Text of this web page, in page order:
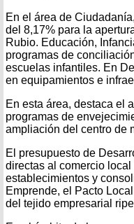
En el área de
del 8,17% para la
Rubio. Educación,
programas de
escuelas infantiles. En
en equipamientos e
En esta área, destaca el
programas de
ampliación del centro de
El presupuesto de
directas al comercio
establecimientos y
Emprende, el Pacto
del tejido empresarial